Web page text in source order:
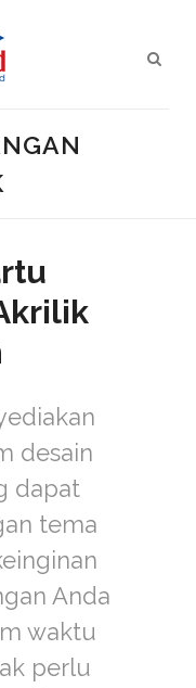
desain
dapat
tema
Anda
waktu
perlu